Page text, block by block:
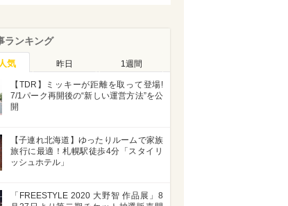
ランキング
気 昨日 1週間
【TDR】ミッキーが距離を取って登場!
7/1パーク再開後の“新しい運営方法”を公
開
【子連れ北海道】ゆったりルームで家族
旅行に最適！札幌駅徒歩4分「スタイリ
ッシュホテル」
「FREESTYLE 2020 大野智 作品展」8